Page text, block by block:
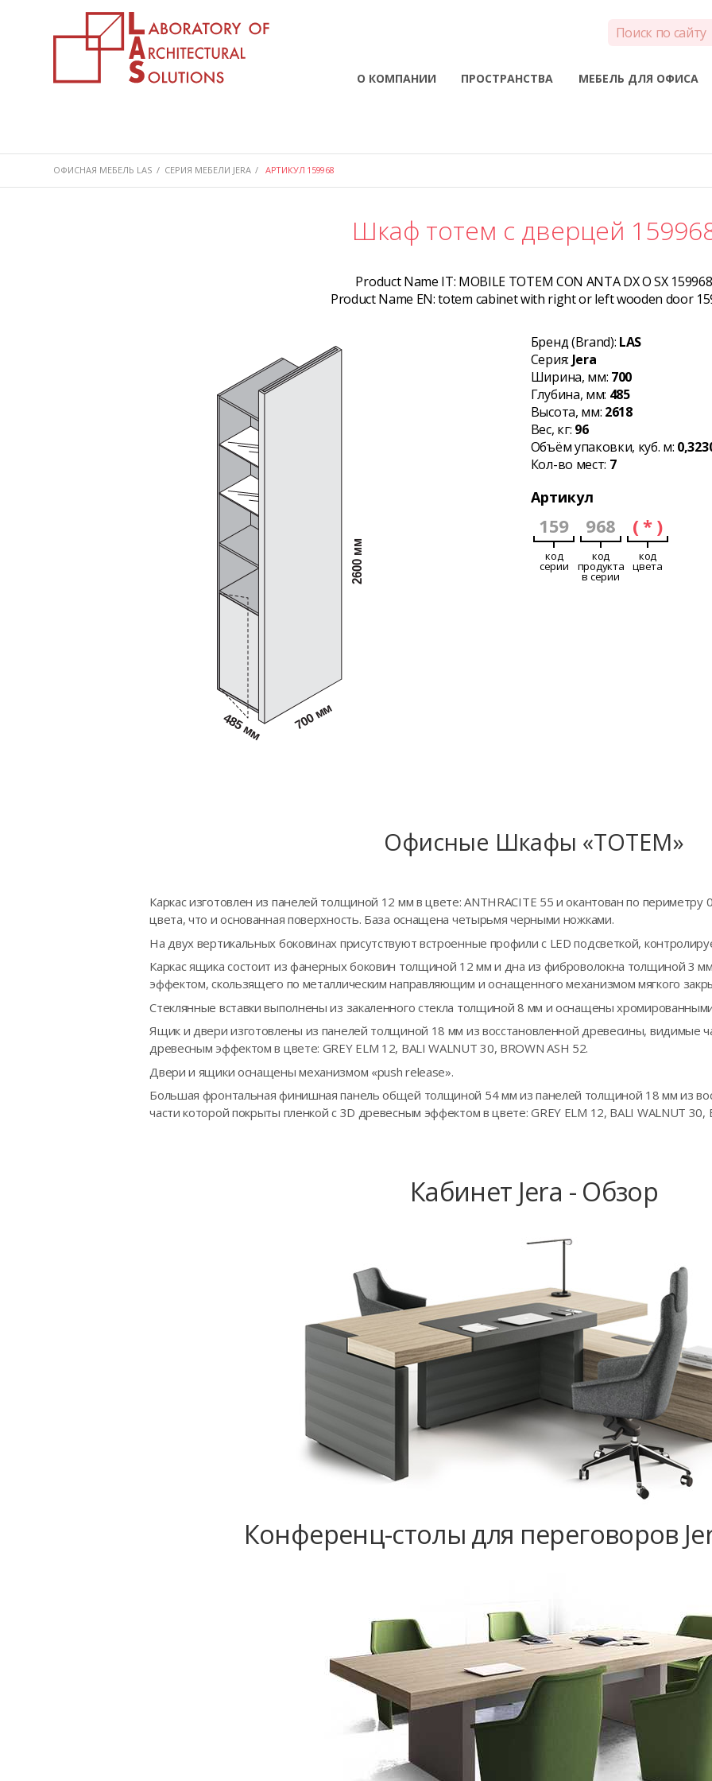
О КОМПАНИИ ПРОСТРАНСТВА МЕБЕЛЬ ДЛЯ ОФИСА
ОФИСНАЯ МЕБЕЛЬ LAS / СЕРИЯ МЕБЕЛИ JERA / АРТИКУЛ 159968
Шкаф тотем с дверцей
Product Name IT: MOBILE TOTEM CON ANTA DX O SX 159968
Product Name EN:totem cabinet with right or left wooden door
Бренд (Brand): LAS
Серия: Jera
Ширина, мм: 700
Глубина, мм: 485
Высота, мм: 2618
Вес, кг: 96
Объём упаковки, куб. м:
Кол-во мест: 7
Артикул
159
код
серии
968
код
продукта
в серии
( * )
код
цвета
Офисные Шкафы «TOTEM»
Каркас изготовлен из панелей толщиной 12 мм в цвете: ANTHRACITE 55 и окантован по
цвета, что и основанная поверхность. База оснащена четырьмя черными ножками.
На двух вертикальных боковинах присутствуют встроенные профили с LED подсветкой,
Каркас ящика состоит из фанерных боковин толщиной 12 мм и дна из фиброволокна толщиной 3
эффектом, скользящего по металлическим направляющим и оснащенного механизмом мягкого
Стеклянные вставки выполнены из закаленного стекла толщиной 8 мм и оснащены
Ящик и двери изготовлены из панелей толщиной 18 мм из восстановленной древесины, видимые
древесным эффектом в цвете: GREY ELM 12, BALI WALNUT 30, BROWN ASH 52.
Двери и ящики оснащены механизмом «push release».
Большая фронтальная финишная панель общей толщиной 54 мм из панелей толщиной 18 мм из
части которой покрыты пленкой с 3D древесным эффектом в цвете: GREY ELM 12, BALI WALNUT 30,
Кабинет Jera - Обзор
Конференц-столы для переговоров